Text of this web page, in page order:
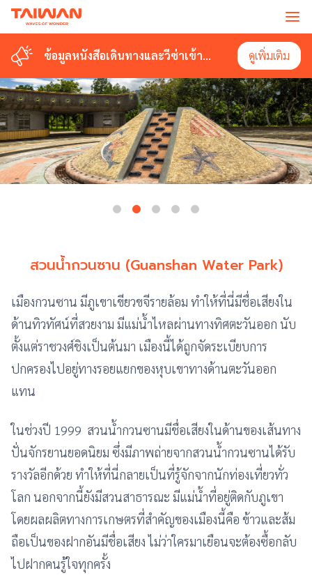
ข้อมูลหนังสือเดินทางและวีซ่าเข้า
ดูเพิ่มเติม
สวนน้ำกวนซาน (Guanshan Water Park)
เมืองกวนซาน มีภูเขาเขียวขจีรายล้อม ทำให้ที่นี่มีชื่อเสียงใน
ด้านทิวทัศน์ที่สวยงาม มีแม่น้ำไหลผ่านทางทิศตะวันออก นับ
ตั้งแต่ราชวงศ์ชิงเป็นต้นมา เมืองนี้ได้ถูกจัดระเบียบการ
ปกครองไปอยู่ทางรอยแยกของหุบเขาทางด้านตะวันออก
แทน
ในช่วงปี 1999 สวนน้ำกวนซานมีชื่อเสียงในด้านของเส้นทาง
ปั่นจักรยานยอดนิยม ซึ่งมีภาพถ่ายจากสวนน้ำกวนซานได้รับ
รางวัลอีกด้วย ทำให้ที่นี่กลายเป็นที่รู้จักจากนักท่องเที่ยวทั่ว
โลก นอกจากนี้ยังมีสวนสาธารณะ มีแม่น้ำที่อยู่ติดกับภูเขา
โดยผลผลิตทางการเกษตรที่สำคัญของเมืองนี้คือ ข้าวและส้ม
ถือเป็นของฝากอันมีชื่อเสียง ไม่ว่าใครมาเยือนจะต้องซื้อกลับ
ไปฝากคนรู้ใจทุกครั้ง